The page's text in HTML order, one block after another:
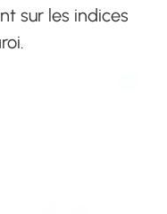
sur les indices